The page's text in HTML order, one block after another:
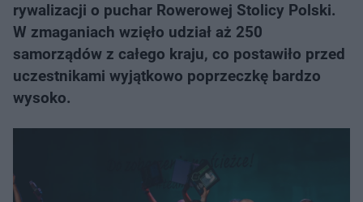
rywalizacji o puchar Rowerowej Stolicy Polski.
W zmaganiach wzięło udział aż 250
samorządów z całego kraju, co postawiło przed
uczestnikami wyjątkowo poprzeczkę bardzo
wysoko.